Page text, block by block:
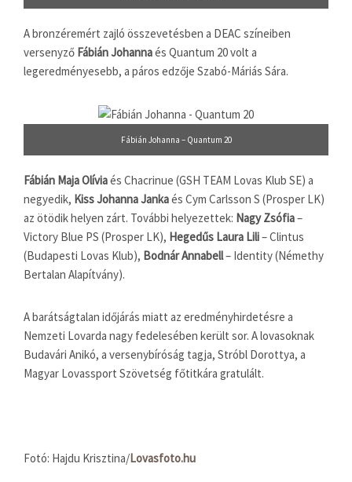
A bronzéremért zajló összevetésben a DEAC színeiben
versenyző Fábián Johannaés Quantum 20 volt a
legeredményesebb, a páros edzője Szabó-Máriás Sára.
Fábián Johanna – Quantum 20
Fábián Maja Olíviaés Chacrinue (GSH TEAM Lovas Klub SE) a
negyedik, Kiss Johanna Jankaés Cym Carlsson S (Prosper LK)
az ötödik helyen zárt. További helyezettek: Nagy Zsófia–
Victory Blue PS (Prosper LK), Hegedűs Laura Lili– Clintus
(Budapesti Lovas Klub), Bodnár Annabell– Identity (Némethy
Bertalan Alapítvány).
A barátságtalan időjárás miatt az eredményhirdetésre a
Nemzeti Lovarda nagy fedelesében került sor. A lovasoknak
Budavári Anikó, a versenybíróság tagja, Stróbl Dorottya, a
Magyar Lovassport Szövetség főtitkára gratulált.
Fotó: Hajdu Krisztina/Lovasfoto.hu